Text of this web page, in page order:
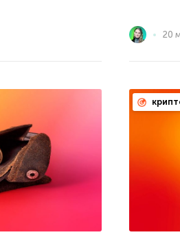
20